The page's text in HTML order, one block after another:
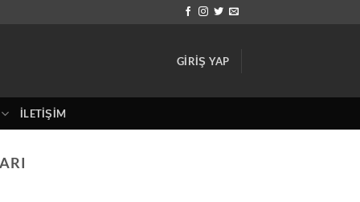
GIRIŞ YAP
İLETIŞIM